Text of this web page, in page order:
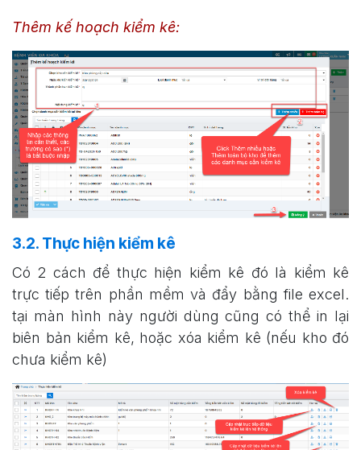
Thêm kế hoạch kiểm kê:
3.2. Thực hiện kiểm kê
Có 2 cách để thực hiện kiểm kê đó là kiểm kê
trực tiếp trên phần mềm và đẩy bằng file excel.
tại màn hình này người dùng cũng có thể in lại
biên bản kiểm kê, hoặc xóa kiểm kê (nếu kho đó
chưa kiểm kê)